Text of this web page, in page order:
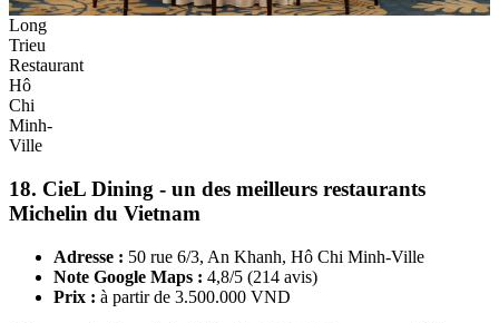
Long
Trieu
Restaurant
Hô
Chi
Minh-
Ville
18. CieL Dining - un des meilleurs restaurants
Michelin du Vietnam
Adresse : 50 rue 6/3, An Khanh, Hô Chi Minh-Ville
Note Google Maps : 4,8/5 (214 avis)
Prix : à partir de 3.500.000 VND